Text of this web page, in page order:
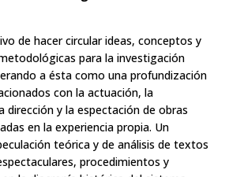
de hacer circular ideas, conceptos y
para la investigación
a ésta como una profundización
con la actuación, la
dirección y la espectación de obras
en la experiencia propia. Un
teórica y de análisis de textos
procedimientos y